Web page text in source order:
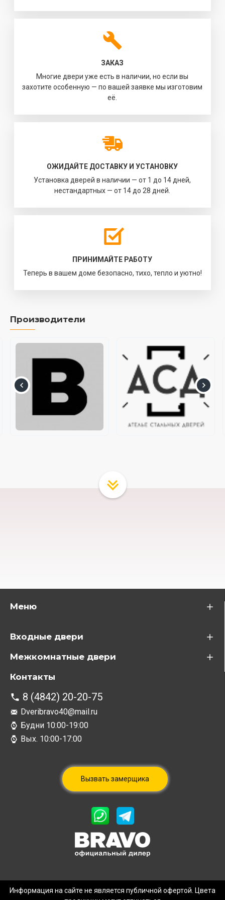
ЗАКАЗ
Многие двери уже есть в наличии, но если вы
захотите особенную — по вашей заявке мы изготовим
её.
ОЖИДАЙТЕ ДОСТАВКУ И УСТАНОВКУ
Установка дверей в наличии — от 1 до 14 дней,
нестандартных — от 14 до 28 дней.
ПРИНИМАЙТЕ РАБОТУ
Теперь в вашем доме безопасно, тихо, тепло и уютно!
Производители
Меню
Входные двери
Межкомнатные двери
Контакты
8 (4842) 20-20-75
Dveribravo40@mail.ru
Будни 10:00-19:00
Вых. 10:00-17:00
Вызвать замерщика
Информация на сайте не является публичной офертой. Цвета